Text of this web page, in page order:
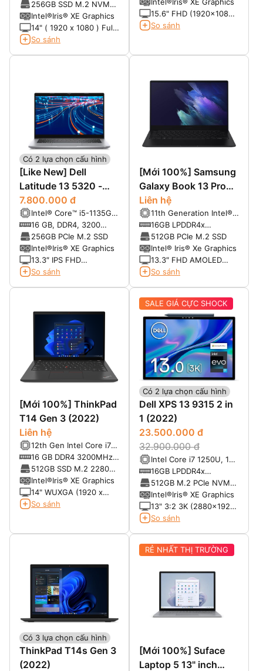
(Max 32GB)
256GB SSD M.2 NVMe
(Max 2TB)
Intel®Iris® XE Graphics
14" ( 1920 x 1080 ) Full
HD không cảm ứng ,
So sánh
15.6" FHD (1920x1080)
Anti Glare, Non-Touch,
So sánh
Có 2 lựa chọn cấu hình
[Like New] Dell
Latitude 13 5320 -
Siêu phẩm Laptop
doanh nhân
7.800.000 đ
Intel® Core™ i5-1135G7
(4 Core, 8M cache,
base 2.4GHz, up to
4.2GHz)
16 GB, DDR4, 3200
MHz, integrated
256GB PCIe M.2 SSD
Intel®Iris® XE Graphics
13.3″ IPS FHD
1920*1080 Non-Touch,
So sánh
[Mới 100%] Samsung
Galaxy Book 13 Pro
360 (2021)
Liên hệ
11th Generation Intel®
Core™ i7-1165G7 (4-
Core, 12MB Cache, up
to 4.7GHz Max Turbo
Frequency)
16GB LPDDR4x
4267MHz
512GB PCIe M.2 SSD
Intel® Iris® Xe Graphics
13.3″ FHD AMOLED
Display (1920 x 1080) –
So sánh
[Mới 100%] ThinkPad
T14 Gen 3 (2022)
Liên hệ
12th Gen Intel Core i7-
1265U (12MB Cache,
3.60GHZ up to
4.80GHz, 10 cores, 12
Threads)
16 GB DDR4 3200MHz
(Nâng tối đa 48G Ram)
512GB SSD M.2 2280
PCIe 3.0x4 NVMe
Intel®Iris® XE Graphics
14" WUXGA (1920 x
1200), IPS, Anti-Glare,
So sánh
Có 2 lựa chọn cấu hình
SALE GIÁ CỰC SHOCK
Dell XPS 13 9315 2 in
1 (2022)
23.500.000 đ
32.900.000 đ
Intel Core i7 1250U, 10
nhân, 12 luồng (12MB
Cache, Upto 4.70 GHz)
16GB LPDDR4x
4267MHz
512GB M.2 PCIe NVMe
Solid State Drive
Intel®Iris® XE Graphics
13" 3:2 3K (2880x1920)
Touch; AR+AS,
500-Nit Display
So sánh
Có 3 lựa chọn cấu hình
ThinkPad T14s Gen 3
(2022)
RẺ NHẤT THỊ TRƯỜNG
[Mới 100%] Suface
Laptop 5 13" inch